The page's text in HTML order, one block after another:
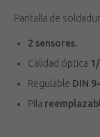
Pantalla de
2 sensores.
Calidad óptica
Regulable DIN
Pila